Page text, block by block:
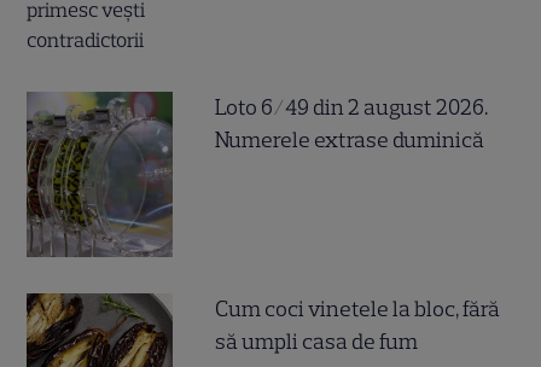
Loto 6/49 din 2 august 2026.
Numerele extrase duminică
Cum coci vinetele la bloc, fără
să umpli casa de fum